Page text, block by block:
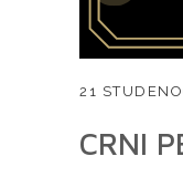
21
CRNI